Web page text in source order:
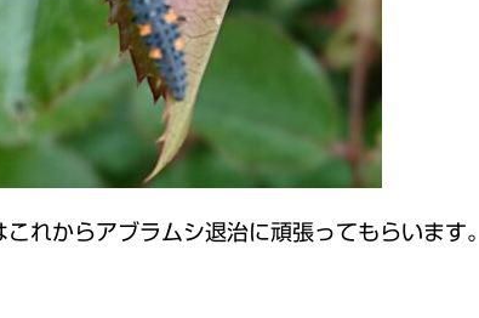
れからアブラムシ退治に頑張ってもらいます。